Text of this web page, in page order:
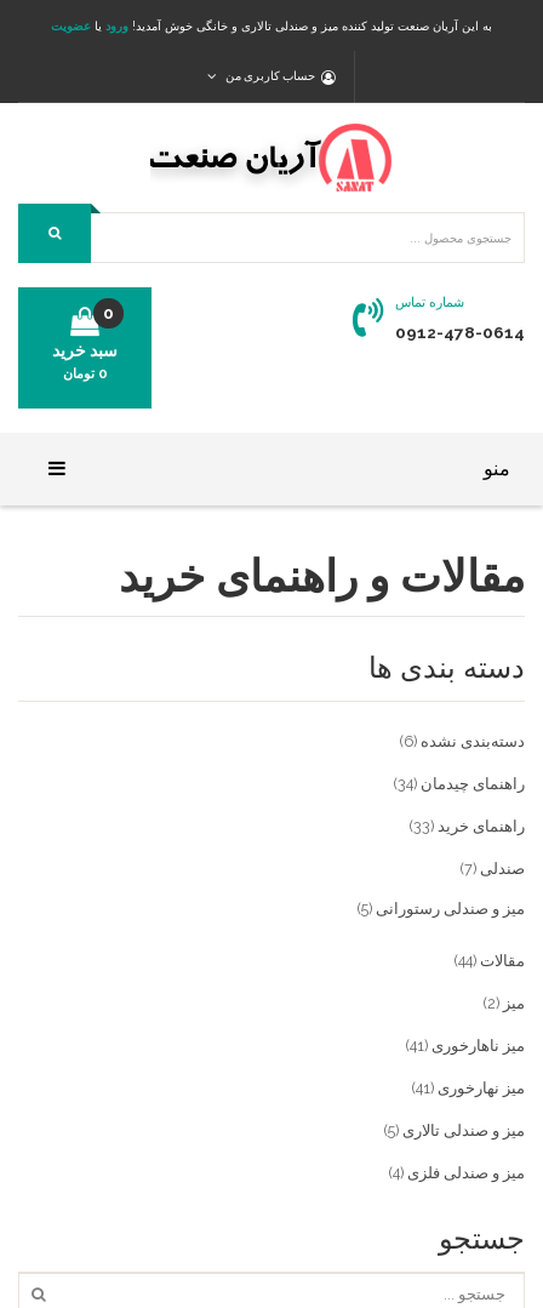
به این آریان صنعت تولید کننده میز و صندلی تالاری و خانگی خوش آمدید! ورود یا عضویت
حساب کاربری من
شماره تماس
0912-478-0614
سبد خرید
0
0 تومان
منو
فروشگاه
میز و صندلی خانگی
تماس با ما
خدمات
تماس با ما
سوالات متداول
پیش پرداخت
مقالات و راهنمای خرید
دسته بندی ها
دسته‌بندی نشده (6)
راهنمای چیدمان (34)
راهنمای خرید (33)
صندلی (7)
میز و صندلی رستورانی (5)
مقالات (44)
میز (2)
میز ناهارخوری (41)
میز نهارخوری (41)
میز و صندلی تالاری (5)
میز و صندلی فلزی (4)
جستجو